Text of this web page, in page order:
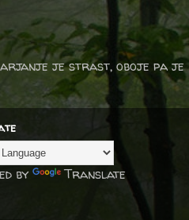
je strast, oboje pa je
by Translate